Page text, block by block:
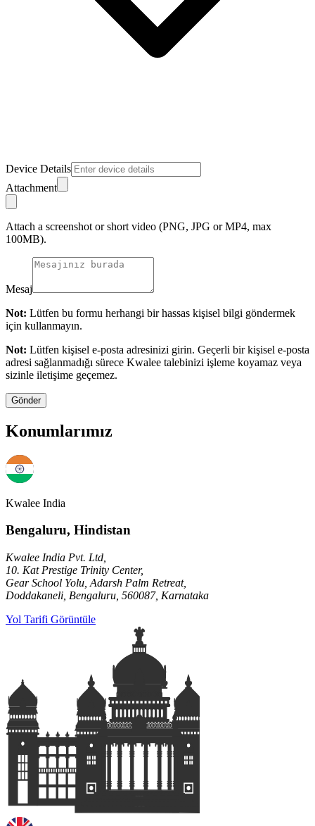
Device Details
Attachment
Attach a screenshot or short video (PNG, JPG or MP4, max
100MB).
Mesaj
Not: Lütfen bu formu herhangi bir hassas kişisel bilgi göndermek
için kullanmayın.
Not: Lütfen kişisel e-posta adresinizi girin. Geçerli bir kişisel e-posta
adresi sağlanmadığı sürece Kwalee talebinizi işleme koyamaz veya
sizinle iletişime geçemez.
Gönder
Konumlarımız
Kwalee India
Bengaluru, Hindistan
Kwalee India Pvt. Ltd,
10. Kat Prestige Trinity Center,
Gear School Yolu, Adarsh Palm Retreat,
Doddakaneli, Bengaluru, 560087, Karnataka
Yol Tarifi Görüntüle